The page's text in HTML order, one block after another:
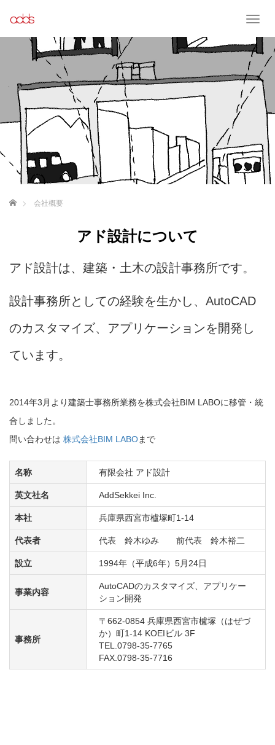
T
g
g
e
g
a
t
ホーム 会社概要
アド設計について
アド設計は、建築・土木の設計事務所です。
設計事務所としての経験を生かし、AutoCAD
のカスタマイズ、アプリケーションを開発し
ています。
2014年3月より建築士事務所業務を株式会社BIM LABOに移管・統
合しました。
問い合わせは 株式会社BIM LABOまで
名称 有限会社 アド設計
英文社名 AddSekkei Inc.
本社 兵庫県西宮市櫨塚町1-14
代表者 代表　鈴木ゆみ　　前代表　鈴木裕二
設立 1994年（平成6年）5月24日
事業内容
AutoCADのカスタマイズ、アプリケー
ション開発
事務所
〒662-0854 兵庫県西宮市櫨塚（はぜづ
か）町1-14 KOEIビル 3F
TEL.0798-35-7765
FAX.0798-35-7716